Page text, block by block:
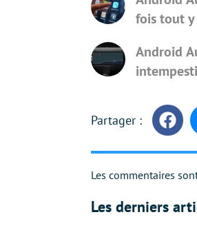
fois tout y
Android
Les commentaires
Les derniers